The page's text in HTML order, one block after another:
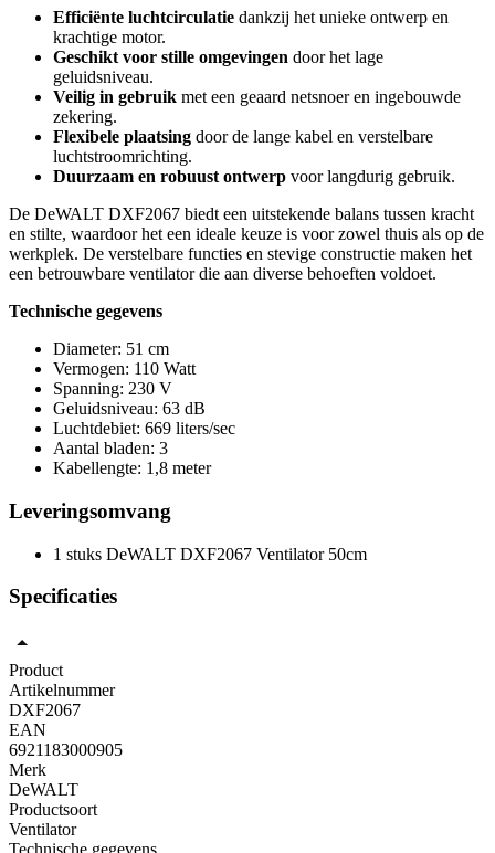
Efficiënte luchtcirculatie dankzij het unieke ontwerp en
krachtige motor.
Geschikt voor stille omgevingen door het lage
geluidsniveau.
Veilig in gebruik met een geaard netsnoer en ingebouwde
zekering.
Flexibele plaatsing door de lange kabel en verstelbare
luchtstroomrichting.
Duurzaam en robuust ontwerp voor langdurig gebruik.
De DeWALT DXF2067 biedt een uitstekende balans tussen kracht
en stilte, waardoor het een ideale keuze is voor zowel thuis als op de
werkplek. De verstelbare functies en stevige constructie maken het
een betrouwbare ventilator die aan diverse behoeften voldoet.
Technische gegevens
Diameter: 51 cm
Vermogen: 110 Watt
Spanning: 230 V
Geluidsniveau: 63 dB
Luchtdebiet: 669 liters/sec
Aantal bladen: 3
Kabellengte: 1,8 meter
Leveringsomvang
1 stuks DeWALT DXF2067 Ventilator 50cm
Specificaties
Product
Artikelnummer
DXF2067
EAN
6921183000905
Merk
DeWALT
Productsoort
Ventilator